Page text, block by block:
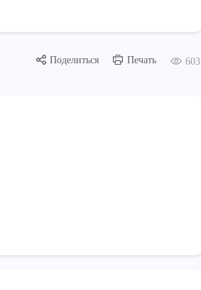
Поделиться Печать 603